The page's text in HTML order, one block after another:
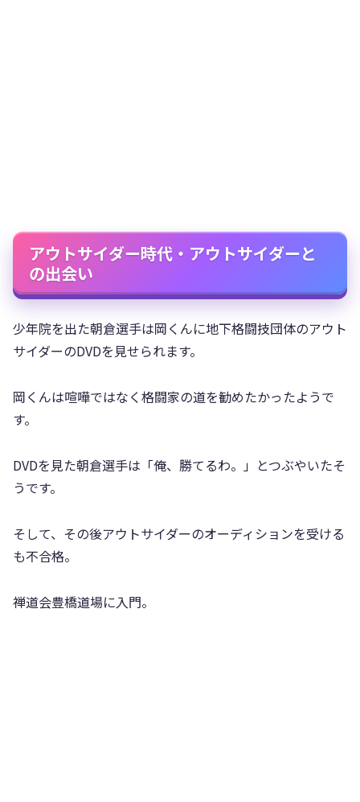
アウトサイダー時代・アウトサイダーと
の出会い
少年院を出た朝倉選手は岡くんに地下格闘技団体のアウト
サイダーのDVDを見せられます。
岡くんは喧嘩ではなく格闘家の道を勧めたかったようで
す。
DVDを見た朝倉選手は「俺、勝てるわ。」とつぶやいたそ
うです。
そして、その後アウトサイダーのオーディションを受ける
も不合格。
禅道会豊橋道場に入門。